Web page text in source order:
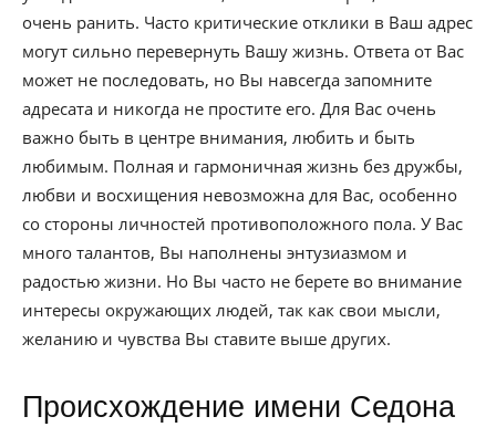
очень ранить. Часто критические отклики в Ваш адрес
могут сильно перевернуть Вашу жизнь. Ответа от Вас
может не последовать, но Вы навсегда запомните
адресата и никогда не простите его. Для Вас очень
важно быть в центре внимания, любить и быть
любимым. Полная и гармоничная жизнь без дружбы,
любви и восхищения невозможна для Вас, особенно
со стороны личностей противоположного пола. У Вас
много талантов, Вы наполнены энтузиазмом и
радостью жизни. Но Вы часто не берете во внимание
интересы окружающих людей, так как свои мысли,
желанию и чувства Вы ставите выше других.
Происхождение имени Седона